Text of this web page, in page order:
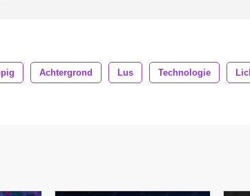
Achtergrond Lus Technologie